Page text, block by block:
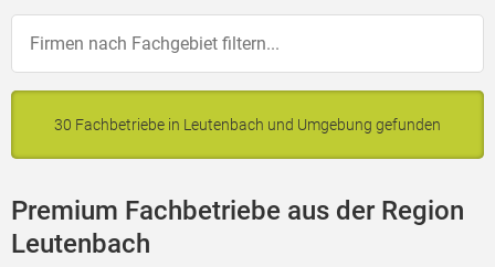
30 Fachbetriebe in Leutenbach und Umgebung gefunden
Premium Fachbetriebe aus der Region
Leutenbach